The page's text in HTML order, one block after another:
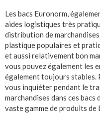
Les bacs Euronorm,
aides logistiques très
distribution de
plastique populaires et
et aussi relativement bon
vous pouvez également les
également toujours stables.
vous inquiéter pendant le
marchandises dans ces
vaste gamme de produits